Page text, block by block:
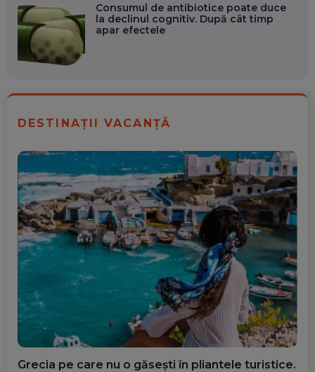
Consumul de antibiotice poate duce
la declinul cognitiv. După cât timp
apar efectele
DESTINAȚII VACANȚĂ
Grecia pe care nu o găsești în pliantele turistice.